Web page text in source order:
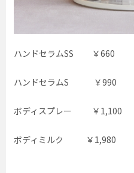
ハンドセラムSS ￥660
ハンドセラムS ￥990
ボディスプレー ￥1,100
ボディミルク ￥1,980